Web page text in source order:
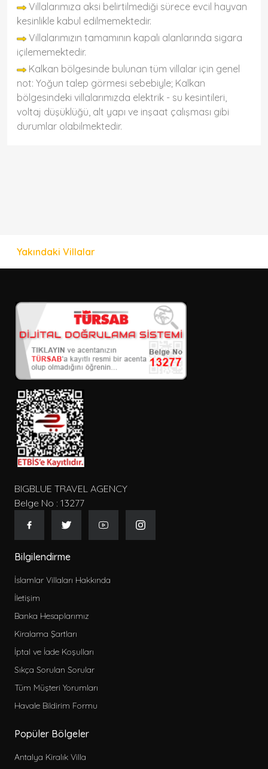
Villalarımıza aksi belirtilmediği sürece evcil hayvan
kesinlikle kabul edilmemektedir.
Villalarımızın tamamının kapalı alanlarında sigara
içilememektedir.
Kalkan bölgesinde bulunan tüm villalar için genel
not: Yoğun talep görmesi sebebiyle; Kalkan
bölgesindeki villalarımızda elektrik - su kesintileri,
voltaj düşüklüğü, alt yapı ve inşaat çalışması gibi
durumlar olabilmektedir.
Yakındaki Villalar
BIGBLUE TRAVEL AGENCY
Belge No : 13277
Bilgilendirme
İslamlar Villaları Hakkında
İletişim
Banka Hesaplarımız
Kiralama Şartları
İptal ve İade Koşulları
Sıkça Sorulan Sorular
Tüm Müşteri Yorumları
Havale Bildirim Formu
Popüler Bölgeler
Antalya Kiralık Villa